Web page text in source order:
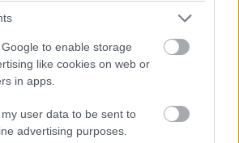
to enable storage
like cookies on web or
in apps.
user data to be sent to
advertising purposes.